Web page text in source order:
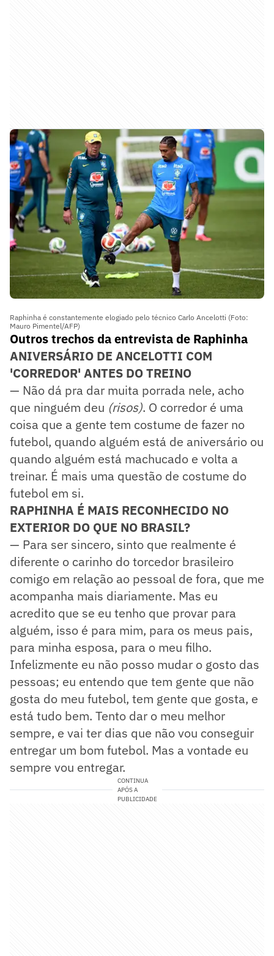
Raphinha é constantemente elogiado pelo técnico Carlo Ancelotti (Foto:
Mauro Pimentel/AFP)
Outros trechos da entrevista de Raphinha
ANIVERSÁRIO DE ANCELOTTI COM
'CORREDOR' ANTES DO TREINO
— Não dá pra dar muita porrada nele, acho
que ninguém deu (risos). O corredor é uma
coisa que a gente tem costume de fazer no
futebol, quando alguém está de aniversário ou
quando alguém está machucado e volta a
treinar. É mais uma questão de costume do
futebol em si.
RAPHINHA É MAIS RECONHECIDO NO
EXTERIOR DO QUE NO BRASIL?
— Para ser sincero, sinto que realmente é
diferente o carinho do torcedor brasileiro
comigo em relação ao pessoal de fora, que me
acompanha mais diariamente. Mas eu
acredito que se eu tenho que provar para
alguém, isso é para mim, para os meus pais,
para minha esposa, para o meu filho.
Infelizmente eu não posso mudar o gosto das
pessoas; eu entendo que tem gente que não
gosta do meu futebol, tem gente que gosta, e
está tudo bem. Tento dar o meu melhor
sempre, e vai ter dias que não vou conseguir
entregar um bom futebol. Mas a vontade eu
sempre vou entregar.
CONTINUA
APÓS A
PUBLICIDADE